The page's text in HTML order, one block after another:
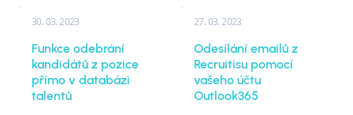
30. 03. 2023
Funkce odebrání
kandidátů z pozice
přímo v databázi
talentů
27. 03. 2023
Odesílání emailů z
Recruitisu pomocí
vašeho účtu
Outlook365